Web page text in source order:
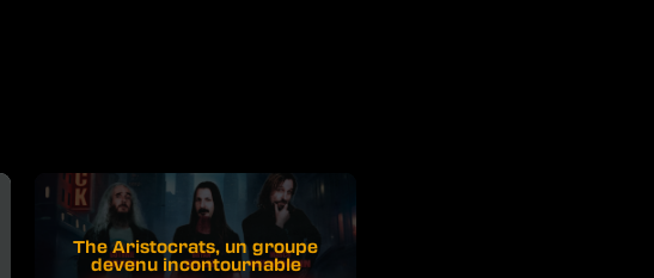
The Aristocrats, un groupe
devenu incontournable